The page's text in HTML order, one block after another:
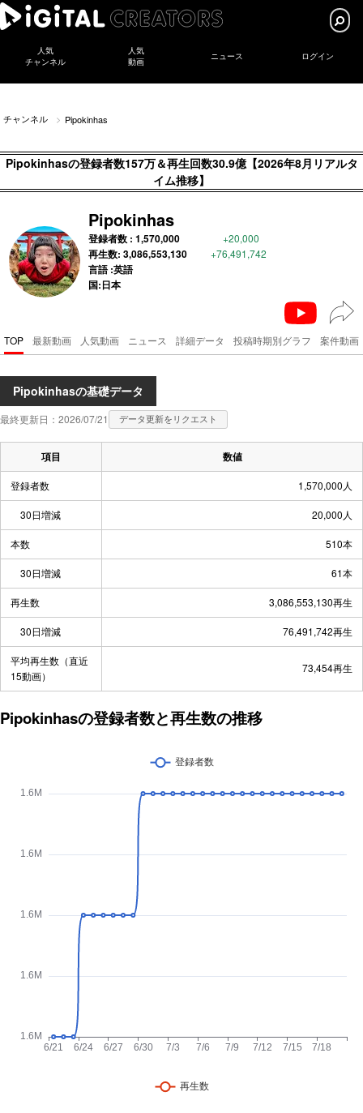
人気
チャンネル
人気
動画
ニュース ログイン
チャンネル Pipokinhas
Pipokinhasの登録者数157万＆再生回数30.9億【2026年8月リアルタ
イム推移】
Pipokinhas
登録者数 : 1,570,000 +20,000
再生数: 3,086,553,130 +76,491,742
言語 :英語
国:日本
TOP 最新動画 人気動画 ニュース 詳細データ 投稿時期別グラフ 案件動画
Pipokinhasの基礎データ
最終更新日：2026/07/21 データ更新をリクエスト
項目 数値
登録者数 1,570,000人
30日増減 20,000人
本数 510本
30日増減 61本
再生数 3,086,553,130再生
30日増減 76,491,742再生
平均再生数（直近
15動画）
73,454再生
Pipokinhasの登録者数と再生数の推移